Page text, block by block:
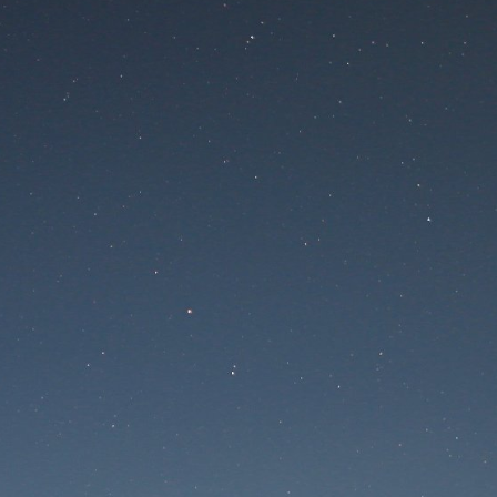
Тандыры от
производителя